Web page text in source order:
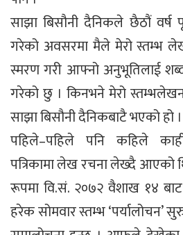
साझा बिसौनी दैनिकले छैठौं वर्ष
गरेको अवसरमा मैले मेरो स्तम्भ
स्मरण गरी आफ्नो अनुभूतिलाई
गरेको छु । किनभने मेरो
साझा बिसौनी दैनिकबाटै भएको हो ।
पहिले–पहिले पनि कहिले
पत्रिकामा लेख रचना लेख्दै आएको
रूपमा वि.सं. २०७२ वैशाख १४
हरेक सोमवार स्तम्भ ‘पर्यालोचन’